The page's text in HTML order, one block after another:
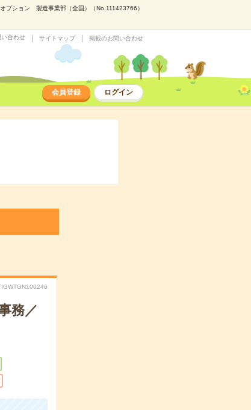
プション 製造事業部（全国）（No.111423766）
合わせ サイトマップ 掲載のお問い合わせ
会員登録 ログイン
務／